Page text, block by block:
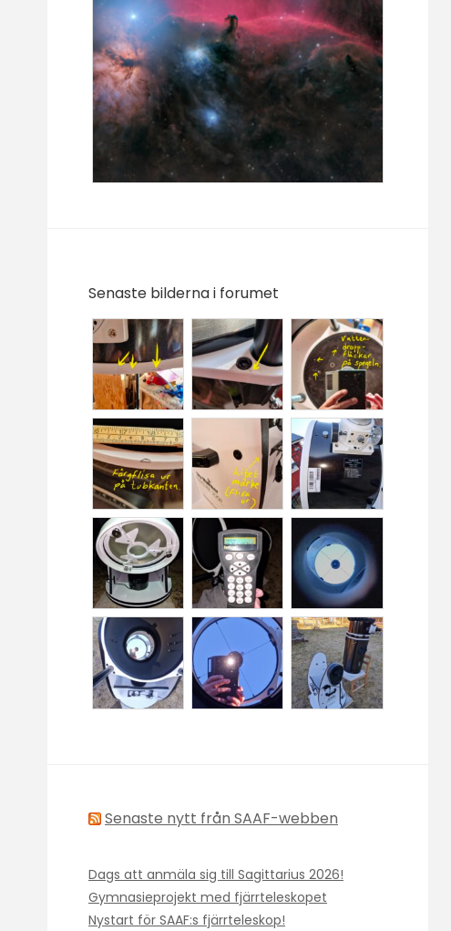
Senaste bilderna i forumet
Senaste nytt från SAAF-webben
Dags att anmäla sig till Sagittarius 2026!
Gymnasieprojekt med fjärrteleskopet
Nystart för SAAF:s fjärrteleskop!